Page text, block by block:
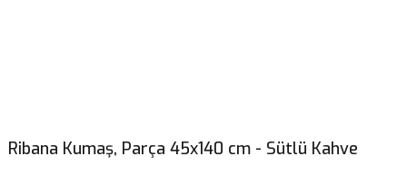
Ribana Kumaş, Parça 45x140 cm - Sütlü Kahve